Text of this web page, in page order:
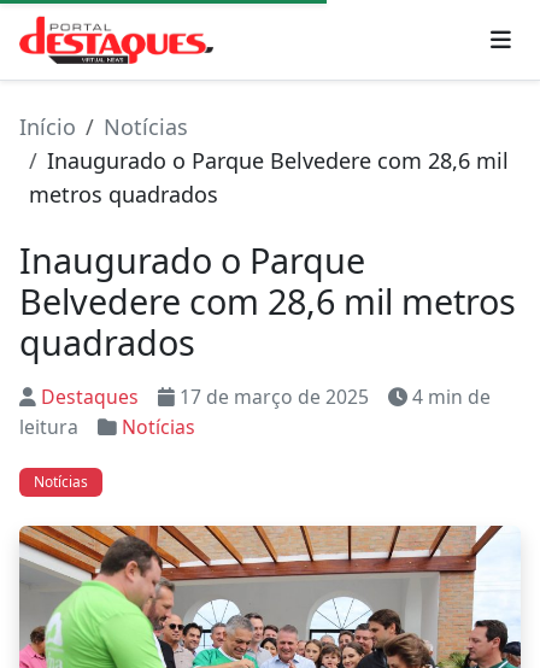
Início
Notícias
Inaugurado o Parque Belvedere com 28,6 mil
metros quadrados
Inaugurado o Parque
Belvedere com 28,6 mil metros
quadrados
Destaques 17 de março de 2025
4 min de
leitura
Notícias
Notícias